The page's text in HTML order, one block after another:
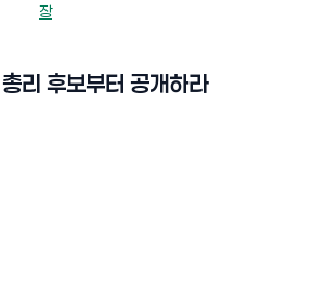
장
리 후보부터 공개하라